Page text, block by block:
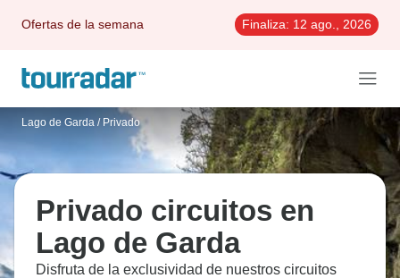
Ofertas de la semana Finaliza: 12 ago., 2026
Lago de Garda / Privado
Privado circuitos en
Lago de Garda
Disfruta de la exclusividad de nuestros circuitos